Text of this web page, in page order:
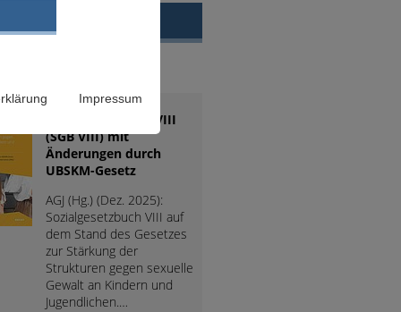
Impressum
Sozialgesetzbuch VIII
(SGB VIII) mit
Änderungen durch
UBSKM-Gesetz
AGJ (Hg.) (Dez. 2025):
Sozialgesetzbuch VIII auf
dem Stand des Gesetzes
zur Stärkung der
Strukturen gegen sexuelle
Gewalt an Kindern und
Jugendlichen.…